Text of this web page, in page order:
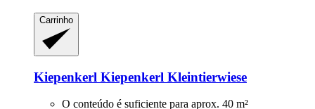
Carrinho
Kiepenkerl Kiepenkerl Kleintierwiese
O conteúdo é suficiente para aprox. 40 m²